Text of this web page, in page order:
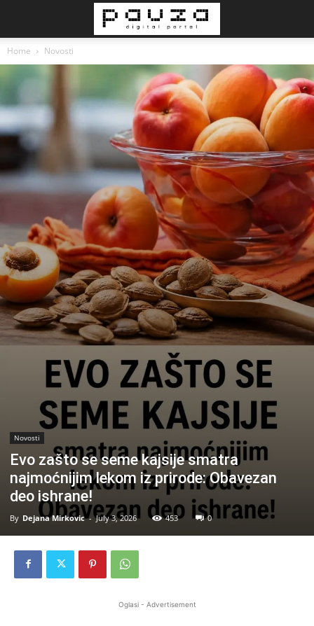
Home Novosti
Novosti
Evo zašto se seme kajsije smatra
najmoćnijim lekom iz prirode: Obavezan
deo ishrane!
By Dejana Mirkovic - July 3, 2026 453 0
Oglasi - Advertisement